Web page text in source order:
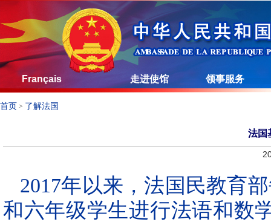
Français 走进使馆 领事服务
首页 > 了解法国
法国
2017年以来，法国民教育
和六年级学生进行法语和数